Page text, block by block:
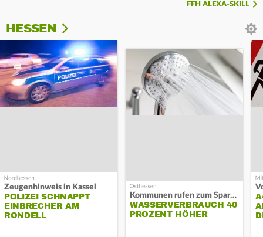
FFH ALEXA-SKILL
HESSEN
Zeugenhinweis in Kassel
POLIZEI SCHNAPPT
EINBRECHER AM
RONDELL
Kommunen rufen zum Sparen auf
WASSERVERBRAUCH 40
PROZENT HÖHER